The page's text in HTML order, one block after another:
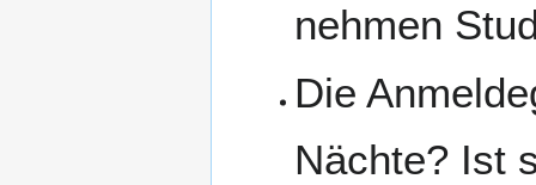
nehmen
Die
Nächte? Ist